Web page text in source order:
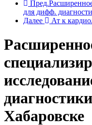
Пред.
для дифф.
Далее
Ат к
Хабаровске